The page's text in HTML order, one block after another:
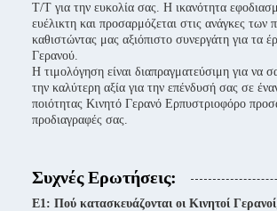
T/T για την ευκολία σας. Η ικανότητα
ευέλικτη και προσαρμόζεται στις ανάγκες των
καθιστώντας μας αξιόπιστο συνεργάτη για τα
Γερανού.
Η τιμολόγηση είναι διαπραγματεύσιμη για να
την καλύτερη αξία για την επένδυσή σας σε
ποιότητας Κινητό Γερανό Ερπυστριοφόρο
προδιαγραφές σας.
Συχνές Ερωτήσεις:
Ε1: Πού κατασκευάζονται οι Κινητοί